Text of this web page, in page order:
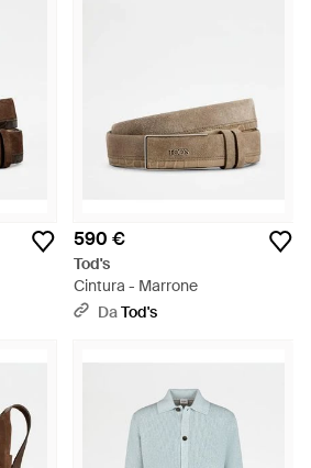
590 €
Tod's
Cintura - Marrone
DaTod's